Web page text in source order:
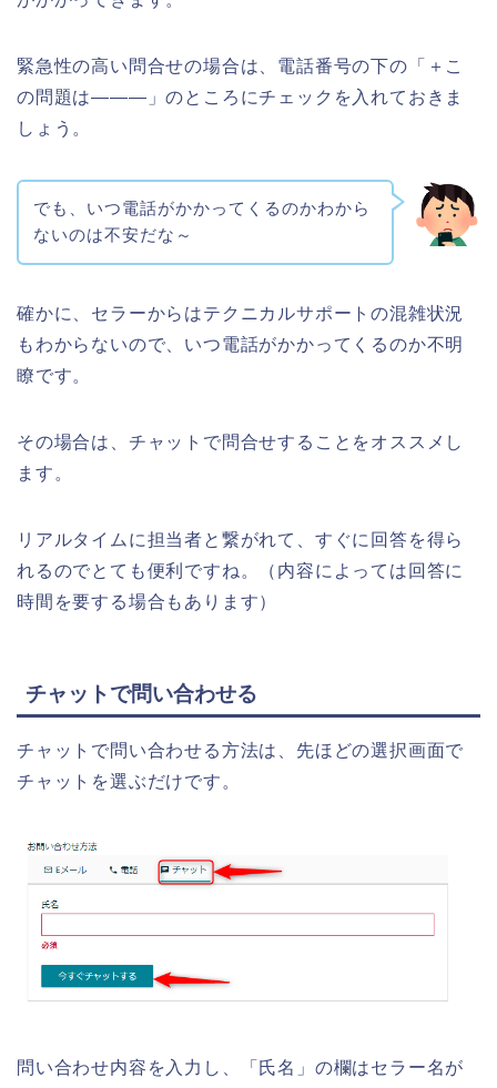
緊急性の高い問合せの場合は、電話番号の下の「＋こ
の問題は―――」のところにチェックを入れておきま
しょう。
でも、いつ電話がかかってくるのかわから
ないのは不安だな～
確かに、セラーからはテクニカルサポートの混雑状況
もわからないので、いつ電話がかかってくるのか不明
瞭です。
その場合は、チャットで問合せすることをオススメし
ます。
リアルタイムに担当者と繋がれて、すぐに回答を得ら
れるのでとても便利ですね。（内容によっては回答に
時間を要する場合もあります）
チャットで問い合わせる
チャットで問い合わせる方法は、先ほどの選択画面で
チャットを選ぶだけです。
問い合わせ内容を入力し、「氏名」の欄はセラー名が